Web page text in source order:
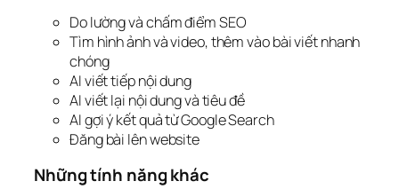
Do lường và chấm điểm SEO
Tìm hình ảnh và video, thêm vào bài viết nhanh
chóng
AI viết tiếp nội dung
AI viết lại nội dung và tiêu đề
AI gợi ý kết quả từ Google Search
Đăng bài lên website
Những tính năng khác